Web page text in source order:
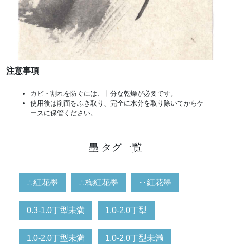
注意事項
カビ・割れを防ぐには、十分な乾燥が必要です。
使用後は削面をふき取り、完全に水分を取り除いてからケ
ースに保管ください。
墨 タグ一覧
∴紅花墨 ∴梅紅花墨 ‥紅花墨
0.3-1.0丁型未満 1.0-2.0丁型
1.0-2.0丁型未満 1.0-2.0丁型未満